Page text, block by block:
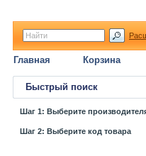
Быстрый поиск
Шаг 1: Выберите
Шаг 2: Выберите код товара
Главная Корзина